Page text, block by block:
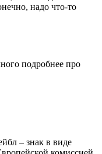
надо что-то
подробнее про
– знак в виде